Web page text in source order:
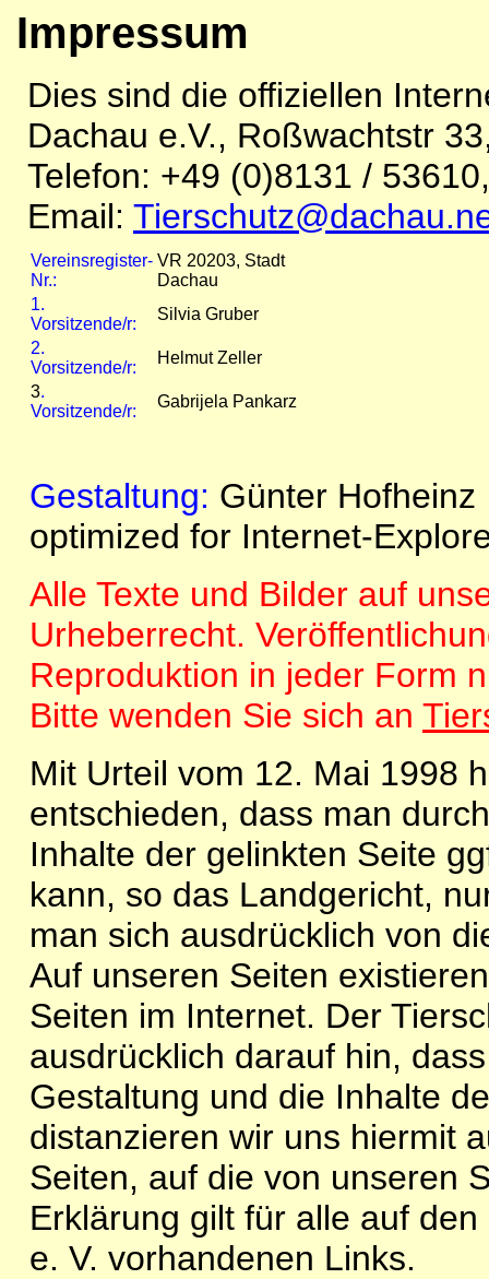
Impressum
Dies sind die offiziellen
Dachau e.V., Roßwachtstr
Telefon: +49 (0)8131 /
Email:
Vereinsregister-
Nr.:
VR 20203, Stadt
Dachau
1.
Vorsitzende/r:
Silvia Gruber
2.
Vorsitzende/r:
Helmut Zeller
3.
Vorsitzende/r:
Gabrijela Pankarz
Gestaltung: Günter Hofheinz
optimized for Internet-
Alle Texte und Bilder auf
Urheberrecht.
Reproduktion in jeder Form
Bitte wenden Sie sich an
Mit Urteil vom 12. Mai 1998
entschieden, dass man
Inhalte der gelinkten Seite
kann, so das Landgericht,
man sich ausdrücklich von
Auf unseren Seiten
Seiten im Internet. Der
ausdrücklich darauf hin,
Gestaltung und die Inhalte
distanzieren wir uns hiermit
Seiten, auf die von unseren
Erklärung gilt für alle auf
e. V. vorhandenen Links.